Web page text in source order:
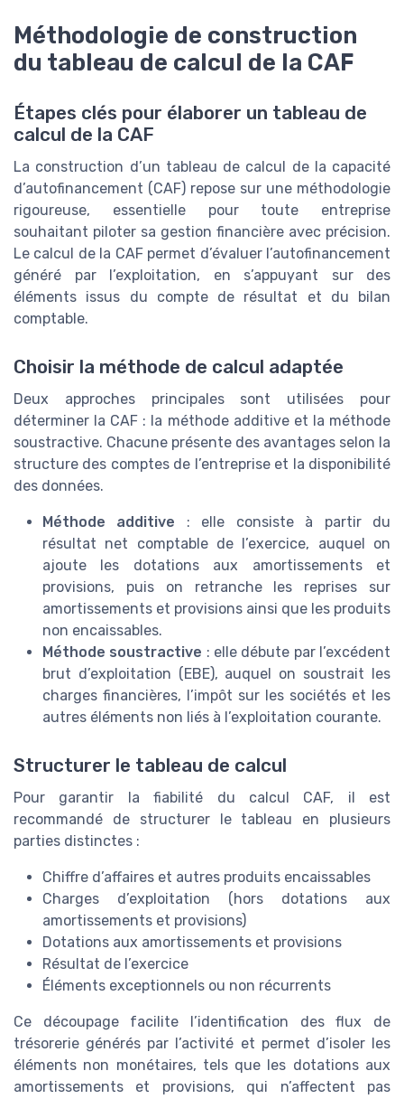
Méthodologie de construction
du tableau de calcul de la CAF
Étapes clés pour élaborer un tableau de
calcul de la CAF
La construction d’un tableau de calcul de la capacité
d’autofinancement (CAF) repose sur une méthodologie
rigoureuse, essentielle pour toute entreprise
souhaitant piloter sa gestion financière avec précision.
Le calcul de la CAF permet d’évaluer l’autofinancement
généré par l’exploitation, en s’appuyant sur des
éléments issus du compte de résultat et du bilan
comptable.
Choisir la méthode de calcul adaptée
Deux approches principales sont utilisées pour
déterminer la CAF : la méthode additive et la méthode
soustractive. Chacune présente des avantages selon la
structure des comptes de l’entreprise et la disponibilité
des données.
Méthode additive : elle consiste à partir du
résultat net comptable de l’exercice, auquel on
ajoute les dotations aux amortissements et
provisions, puis on retranche les reprises sur
amortissements et provisions ainsi que les produits
non encaissables.
Méthode soustractive : elle débute par l’excédent
brut d’exploitation (EBE), auquel on soustrait les
charges financières, l’impôt sur les sociétés et les
autres éléments non liés à l’exploitation courante.
Structurer le tableau de calcul
Pour garantir la fiabilité du calcul CAF, il est
recommandé de structurer le tableau en plusieurs
parties distinctes :
Chiffre d’affaires et autres produits encaissables
Charges d’exploitation (hors dotations aux
amortissements et provisions)
Dotations aux amortissements et provisions
Résultat de l’exercice
Éléments exceptionnels ou non récurrents
Ce découpage facilite l’identification des flux de
trésorerie générés par l’activité et permet d’isoler les
éléments non monétaires, tels que les dotations aux
amortissements et provisions, qui n’affectent pas